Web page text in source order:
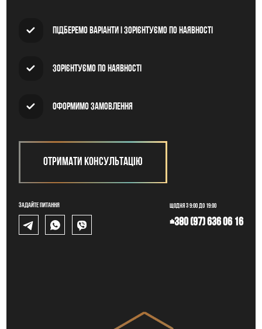
Підберемо варіанти і зорієнтуємо по наявності
Зорієнтуємо по наявності
Оформимо замовлення
Отримати консультацію
Задайте питання Щодня з 9:00 до 19:00
+380 (97) 636 06 16